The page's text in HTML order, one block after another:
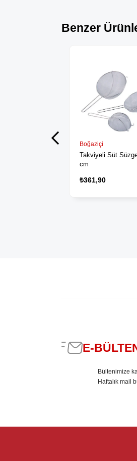
Benzer
Boğaziçi
Takviyeli Süt
cm
₺361,90
E-
Bültenimize
Haftalık mail